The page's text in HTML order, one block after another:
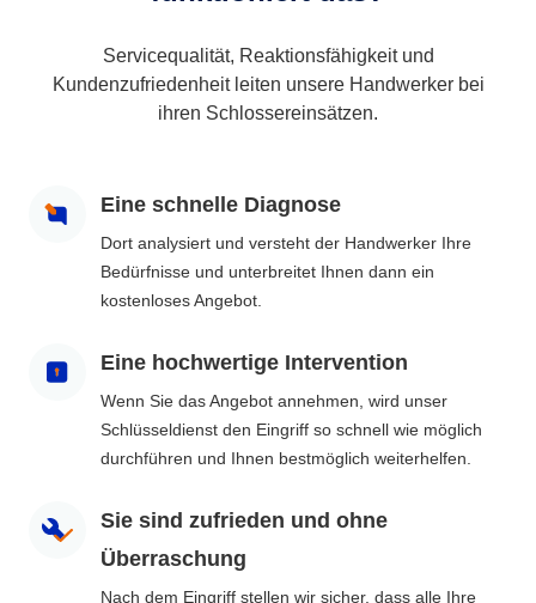
Servicequalität, Reaktionsfähigkeit und
Kundenzufriedenheit leiten unsere Handwerker bei
ihren Schlossereinsätzen.
Eine schnelle Diagnose
Dort analysiert und versteht der Handwerker Ihre
Bedürfnisse und unterbreitet Ihnen dann ein
kostenloses Angebot.
Eine hochwertige Intervention
Wenn Sie das Angebot annehmen, wird unser
Schlüsseldienst den Eingriff so schnell wie möglich
durchführen und Ihnen bestmöglich weiterhelfen.
Sie sind zufrieden und ohne
Überraschung
Nach dem Eingriff stellen wir sicher, dass alle Ihre